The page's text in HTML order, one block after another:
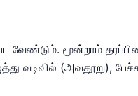
வேண்டும். மூன்றாம்
வடிவில் (அவதூறு),